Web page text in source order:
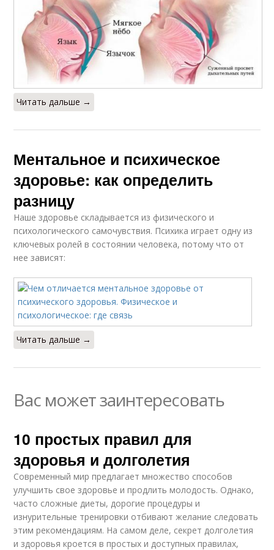
Читать дальше →
Ментальное и психическое
здоровье: как определить
разницу
Наше здоровье складывается из физического и
психологического самочувствия. Психика играет одну из
ключевых ролей в состоянии человека, потому что от
нее зависят:
Читать дальше →
Вас может заинтересовать
10 простых правил для
здоровья и долголетия
Современный мир предлагает множество способов
улучшить свое здоровье и продлить молодость. Однако,
часто сложные диеты, дорогие процедуры и
изнурительные тренировки отбивают желание следовать
этим рекомендациям. На самом деле, секрет долголетия
и здоровья кроется в простых и доступных правилах,